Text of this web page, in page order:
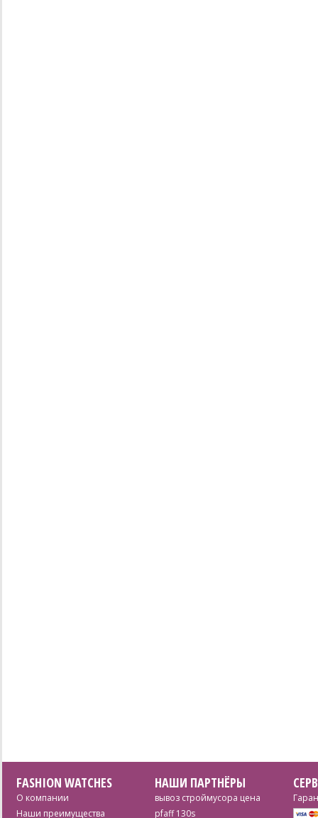
FASHION WATCHES
О компании
Наши преимущества
НАШИ ПАРТНЁРЫ
вывоз строймусора цена
pfaff 130s